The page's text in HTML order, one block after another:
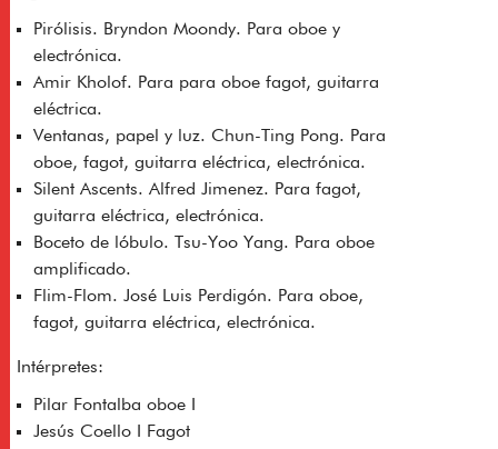
Pirólisis. Bryndon Moondy. Para oboe y
electrónica.
Amir Kholof. Para para oboe fagot, guitarra
eléctrica.
Ventanas, papel y luz. Chun-Ting Pong. Para
oboe, fagot, guitarra eléctrica, electrónica.
Silent Ascents. Alfred Jimenez. Para fagot,
guitarra eléctrica, electrónica.
Boceto de lóbulo. Tsu-Yoo Yang. Para oboe
amplificado.
Flim-Flom. José Luis Perdigón. Para oboe,
fagot, guitarra eléctrica, electrónica.
Intérpretes:
Pilar Fontalba oboe I
Jesús Coello I Fagot